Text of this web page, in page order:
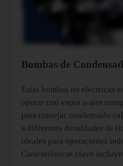
Bombas de
Estas bombas no eléctricas
operar con vapor o aire
para manejar condensado
a diferentes densidades de
ideales para operaciones
Características clave